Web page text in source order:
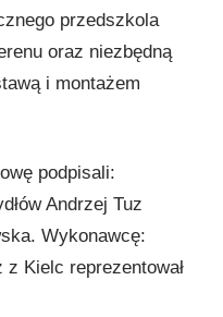
przedszkola
oraz niezbędną
i montażem
podpisali:
Andrzej Tuz
Wykonawcę:
Kielc reprezentował